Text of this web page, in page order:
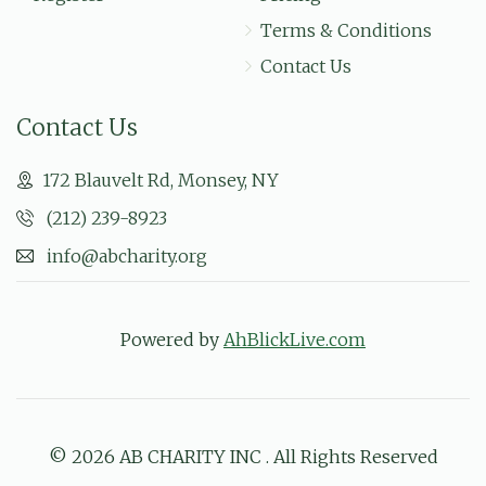
חזק חזק! חזקו ואמצו
Terms & Conditions
Contact Us
Contact Us
172 Blauvelt Rd, Monsey, NY
(212) 239-8923
info@abcharity.org
Powered by AhBlickLive.com
© 2026 AB CHARITY INC . All Rights Reserved